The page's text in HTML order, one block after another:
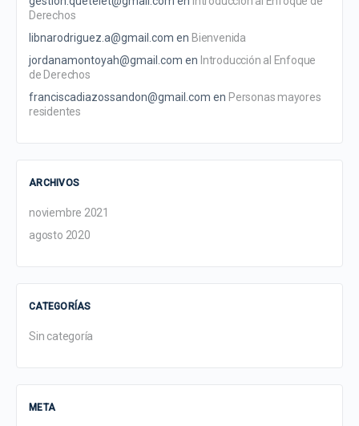
Derechos
libnarodriguez.a@gmail.com en Bienvenida
jordanamontoyah@gmail.com en Introducción al Enfoque
de Derechos
franciscadiazossandon@gmail.com en Personas mayores
residentes
ARCHIVOS
noviembre 2021
agosto 2020
CATEGORÍAS
Sin categoría
META